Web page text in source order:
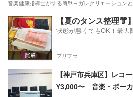
音楽健康指導士がする簡単ヨガレクリエーション
兵庫 加古川市 その他 少人数
【夏のタンス整理👘
状態が悪くてもOK！最大
プリフラ
【神戸市兵庫区】レコ
¥3,000〜 音楽・ボー